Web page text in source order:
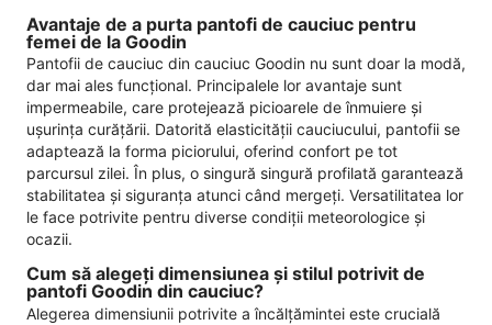
Avantaje de a purta pantofi de cauciuc pentru
femei de la Goodin
Pantofii de cauciuc din cauciuc Goodin nu sunt doar la modă,
dar mai ales funcțional. Principalele lor avantaje sunt
impermeabile, care protejează picioarele de înmuiere și
ușurința curățării. Datorită elasticității cauciucului, pantofii se
adaptează la forma piciorului, oferind confort pe tot
parcursul zilei. În plus, o singură singură profilată garantează
stabilitatea și siguranța atunci când mergeți. Versatilitatea lor
le face potrivite pentru diverse condiții meteorologice și
ocazii.
Cum să alegeți dimensiunea și stilul potrivit de
pantofi Goodin din cauciuc?
Alegerea dimensiunii potrivite a încălțămintei este crucială